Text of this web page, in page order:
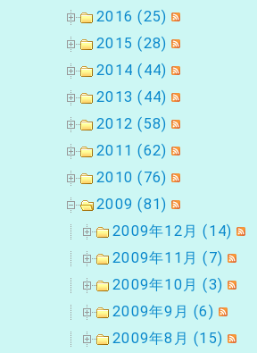
2016 (25)
2015 (28)
2014 (44)
2013 (44)
2012 (58)
2011 (62)
2010 (76)
2009 (81)
2009年12月 (14)
2009年11月 (7)
2009年10月 (3)
2009年9月 (6)
2009年8月 (15)